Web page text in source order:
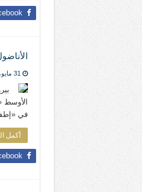
31 مايو، 2017
الأوسط
في
أكمل